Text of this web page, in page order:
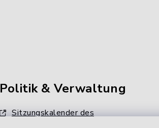
Politik & Verwaltung
Sitzungskalender des